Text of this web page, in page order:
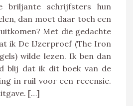
briljante schrijfsters hun
dan moet daar toch een
Met die gedachte
ik De IJzerproef (The Iron
wilde lezen. Ik ben dan
blij dat ik dit boek van de
in ruil voor een recensie.
[…]